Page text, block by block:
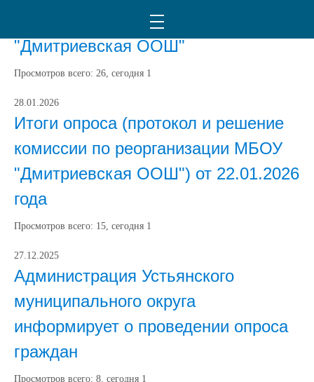
реорганизации МБОУ
"Дмитриевская ООШ"
Просмотров всего: 26, сегодня 1
28.01.2026
Итоги опроса (протокол и решение
комиссии по реорганизации МБОУ
"Дмитриевская ООШ") от 22.01.2026
года
Просмотров всего: 15, сегодня 1
27.12.2025
Администрация Устьянского
муниципального округа
информирует о проведении опроса
граждан
Просмотров всего: 8, сегодня 1